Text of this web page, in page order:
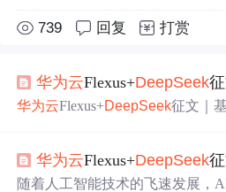
739 回复 打赏
华为云Flexus+DeepSeek征
华为云Flexus+DeepSeek征文｜
华为云Flexus+DeepSeek
随着人工智能技术的飞速发展，